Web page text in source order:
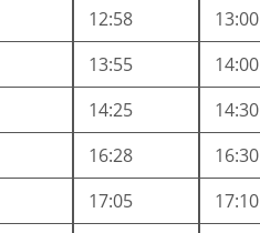
12:58 13:00
13:55 14:00
14:25 14:30
16:28 16:30
17:05 17:10